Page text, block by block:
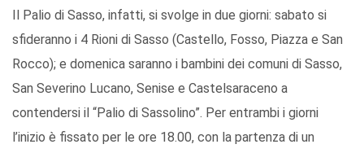
Il Palio di Sasso, infatti, si svolge in due giorni: sabato si
sfideranno i 4 Rioni di Sasso (Castello, Fosso, Piazza e San
Rocco); e domenica saranno i bambini dei comuni di Sasso,
San Severino Lucano, Senise e Castelsaraceno a
contendersi il “Palio di Sassolino”. Per entrambi i giorni
l’inizio è fissato per le ore 18.00, con la partenza di un